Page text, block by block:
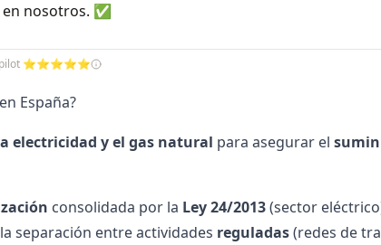
nosotros. ✅
⭐⭐⭐⭐⭐
España?
electricidad y el gas natural para asegurar el
consolidada por la Ley 24/2013(sector
separación entre actividades reguladas(redes de